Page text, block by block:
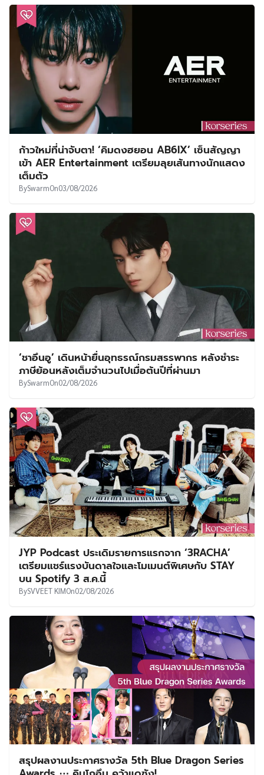
ก้าวใหม่ที่น่าจับตา! ‘คิมดงฮยอน AB6IX’ เซ็นสัญญา
เข้า AER Entertainment เตรียมลุยเส้นทางนักแสดง
เต็มตัว
BySwarmOn03/08/2026
‘ชาอึนอู’ เดินหน้ายื่นอุทธรณ์กรมสรรพากร หลังชำระ
ภาษีย้อนหลังเต็มจำนวนไปเมื่อต้นปีที่ผ่านมา
BySwarmOn02/08/2026
JYP Podcast ประเดิมรายการแรกจาก ‘3RACHA’
เตรียมแชร์แรงบันดาลใจและโมเมนต์พิเศษกับ STAY
บน Spotify 3 ส.ค.นี้
BySVVEET KIMOn02/08/2026
สรุปผลงานประกาศรางวัล 5th Blue Dragon Series